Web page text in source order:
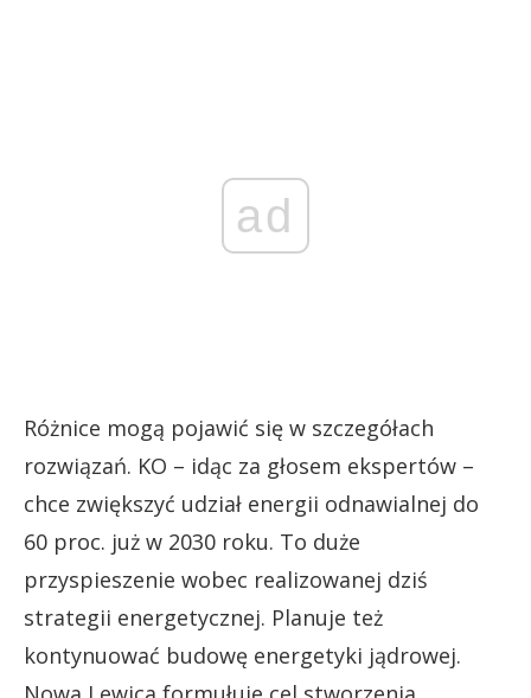
ad
Różnice mogą pojawić się w szczegółach
rozwiązań. KO – idąc za głosem ekspertów –
chce zwiększyć udział energii odnawialnej do
60 proc. już w 2030 roku. To duże
przyspieszenie wobec realizowanej dziś
strategii energetycznej. Planuje też
kontynuować budowę energetyki jądrowej.